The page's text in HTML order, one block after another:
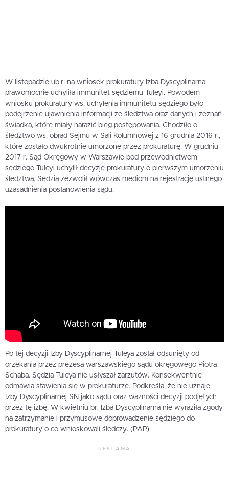
W listopadzie ub.r. na wniosek prokuratury Izba Dyscyplinarna
prawomocnie uchyliła immunitet sędziemu Tuleyi. Powodem
wniosku prokuratury ws. uchylenia immunitetu sędziego było
podejrzenie ujawnienia informacji ze śledztwa oraz danych i zeznań
świadka, które miały narazić bieg postępowania. Chodziło o
śledztwo ws. obrad Sejmu w Sali Kolumnowej z 16 grudnia 2016 r.,
które zostało dwukrotnie umorzone przez prokuraturę. W grudniu
2017 r. Sąd Okręgowy w Warszawie pod przewodnictwem
sędziego Tuleyi uchylił decyzję prokuratury o pierwszym umorzeniu
śledztwa. Sędzia zezwolił wówczas mediom na rejestrację ustnego
uzasadnienia postanowienia sądu.
Po tej decyzji Izby Dyscyplinarnej Tuleya został odsunięty od
orzekania przez prezesa warszawskiego sądu okręgowego Piotra
Schaba. Sędzia Tuleya nie usłyszał zarzutów. Konsekwentnie
odmawia stawienia się w prokuraturze. Podkreśla, że nie uznaje
Izby Dyscyplinarnej SN jako sądu oraz ważności decyzji podjętych
przez tę izbę. W kwietniu br. Izba Dyscyplinarna nie wyraziła zgody
na zatrzymanie i przymusowe doprowadzenie sędziego do
prokuratury o co wnioskowali śledczy. (PAP)
REKLAMA